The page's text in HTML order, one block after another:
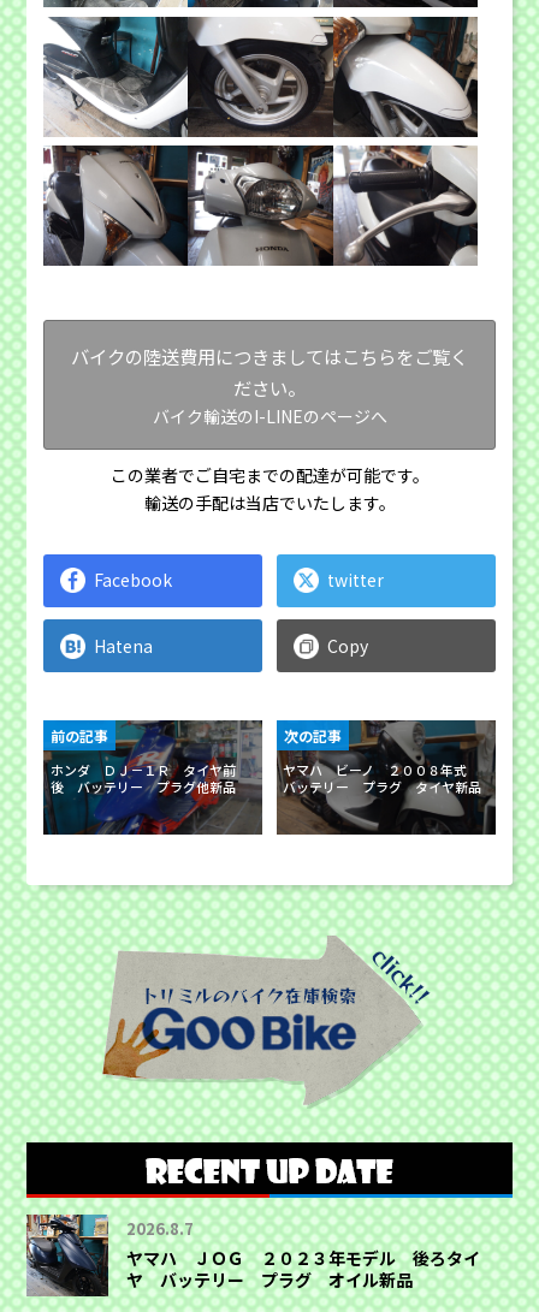
バイクの陸送費用につきましてはこちらをご覧く
ださい。
バイク輸送のI-LINEのページへ
この業者でご自宅までの配達が可能です。
輸送の手配は当店でいたします。
Facebook twitter
Hatena Copy
ホンダ ＤＪ－１Ｒ タイヤ前
後 バッテリー プラグ他新品
前の記事
ヤマハ ビーノ ２００８年式
バッテリー プラグ タイヤ新品
次の記事
2026.8.7
ヤマハ ＪＯＧ ２０２３年モデル 後ろタイ
ヤ バッテリー プラグ オイル新品